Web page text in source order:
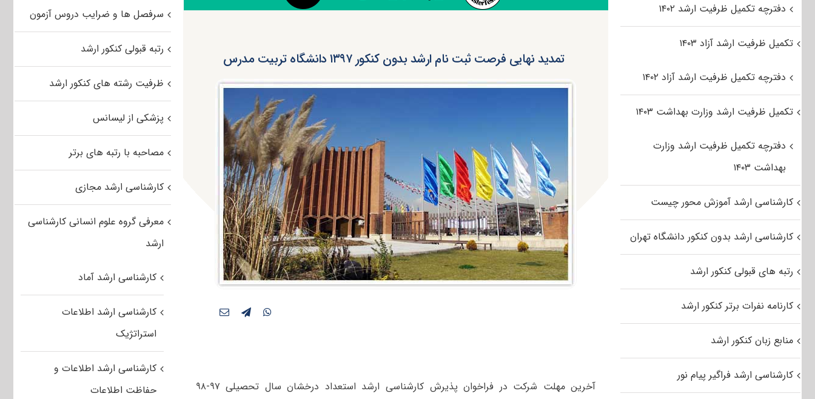
تمدید نهایی فرصت ثبت نام ارشد بدون کنکور ۱۳۹۷ دانشگاه تربیت مدرس
آخرین مهلت شرکت در فراخوان پذیرش کارشناسی ارشد استعداد درخشان سال تحصیلی ۹۷-۹۸
سرفصل ها و ضرایب دروس آزمون
رتبه قبولی کنکور ارشد
ظرفیت رشته های کنکور ارشد
پزشکی از لیسانس
مصاحبه با رتبه های برتر
کارشناسی ارشد مجازی
معرفی گروه علوم انسانی کارشناسی
ارشد
کارشناسی ارشد آماد
کارشناسی ارشد اطلاعات
استراتژیک
کارشناسی ارشد اطلاعات و
حفاظت اطلاعات
دفترچه تکمیل ظرفیت ارشد ۱۴۰۲
تکمیل ظرفیت ارشد آزاد ۱۴۰۳
دفترچه تکمیل ظرفیت ارشد آزاد ۱۴۰۲
تکمیل ظرفیت ارشد وزارت بهداشت ۱۴۰۳
دفترچه تکمیل ظرفیت ارشد وزارت
بهداشت ۱۴۰۳
کارشناسی ارشد آموزش محور چیست
کارشناسی ارشد بدون کنکور دانشگاه تهران
رتبه های قبولی کنکور ارشد
کارنامه نفرات برتر کنکور ارشد
منابع زبان کنکور ارشد
کارشناسی ارشد فراگیر پیام نور